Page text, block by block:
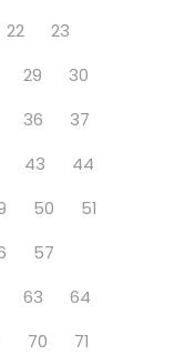
22
23
29
30
36
37
43
44
50
51
57
63
64
70
71